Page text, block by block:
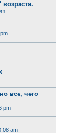
все, чего
pm
am